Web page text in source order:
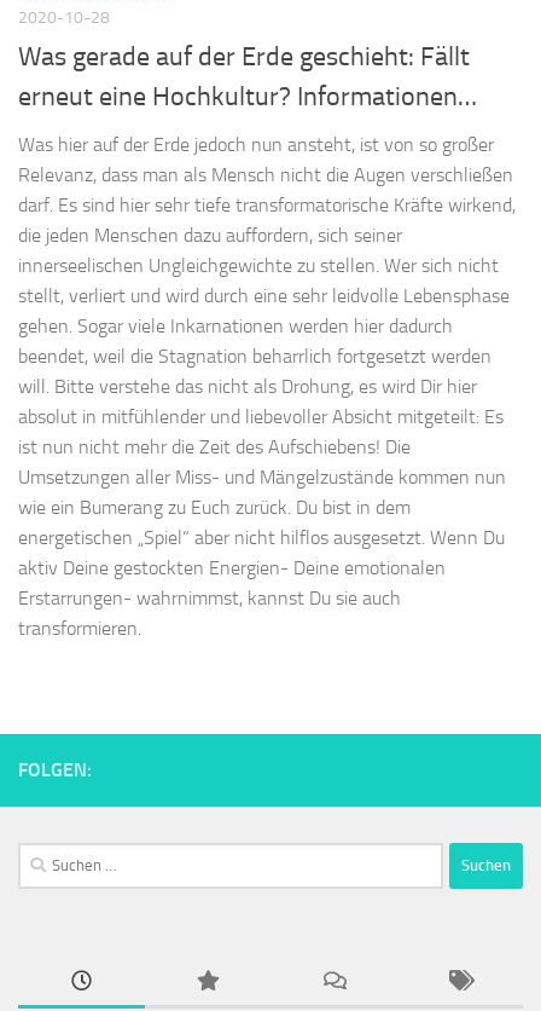
2020-10-28
Was gerade auf der Erde geschieht: Fällt
erneut eine Hochkultur? Informationen…
Was hier auf der Erde jedoch nun ansteht, ist von so großer
Relevanz, dass man als Mensch nicht die Augen verschließen
darf. Es sind hier sehr tiefe transformatorische Kräfte wirkend,
die jeden Menschen dazu auffordern, sich seiner
innerseelischen Ungleichgewichte zu stellen. Wer sich nicht
stellt, verliert und wird durch eine sehr leidvolle Lebensphase
gehen. Sogar viele Inkarnationen werden hier dadurch
beendet, weil die Stagnation beharrlich fortgesetzt werden
will. Bitte verstehe das nicht als Drohung, es wird Dir hier
absolut in mitfühlender und liebevoller Absicht mitgeteilt: Es
ist nun nicht mehr die Zeit des Aufschiebens! Die
Umsetzungen aller Miss- und Mängelzustände kommen nun
wie ein Bumerang zu Euch zurück. Du bist in dem
energetischen „Spiel“ aber nicht hilflos ausgesetzt. Wenn Du
aktiv Deine gestockten Energien- Deine emotionalen
Erstarrungen- wahrnimmst, kannst Du sie auch
transformieren.
FOLGEN:
Suchen
nach: